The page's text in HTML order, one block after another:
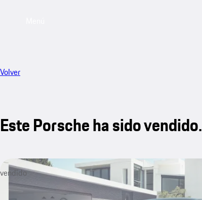
Volver
Este Porsche ha sido vendido.
vendido